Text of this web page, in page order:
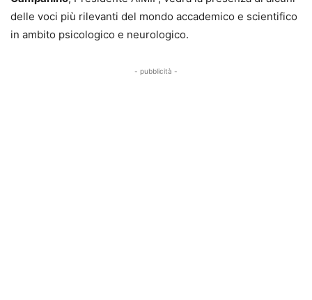
delle voci più rilevanti del mondo accademico e scientifico
in ambito psicologico e neurologico.
- pubblicità -